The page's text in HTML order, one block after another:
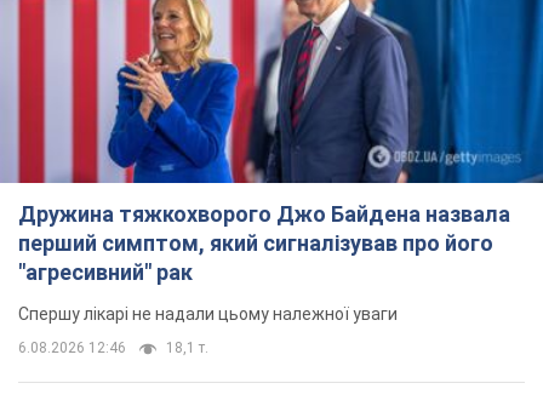
Дружина тяжкохворого Джо Байдена назвала
перший симптом, який сигналізував про його
"агресивний" рак
Спершу лікарі не надали цьому належної уваги
6.08.2026 12:46 18,1 т.